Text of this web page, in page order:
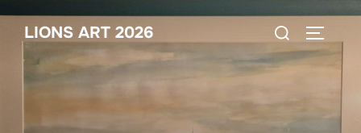
Inhalt
springen
LIONS ART 2026
Suchen
nach: